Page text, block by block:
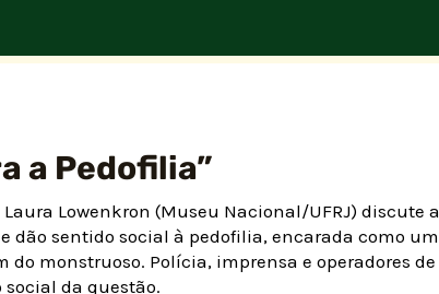
a Pedofilia”
Lowenkron (Museu Nacional/UFRJ) discute
dão sentido social à pedofilia, encarada como
do monstruoso. Polícia, imprensa e operadores
da questão.